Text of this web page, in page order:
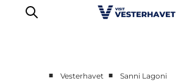
■ Vesterhavet ■ Sanni Lagoni